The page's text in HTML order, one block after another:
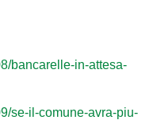
bancarelle-in-attesa-
se-il-comune-avra-piu-